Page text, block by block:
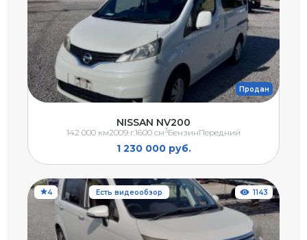
Продан
NISSAN NV200
1 230 000 руб.
142 000 км2009 г.1600 см3БензинПередний
4 Есть видеообзор 1143